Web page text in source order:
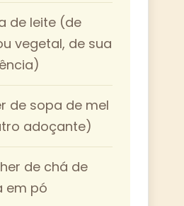
de leite (de
vegetal, de sua
de sopa de mel
adoçante)
de chá de
em pó